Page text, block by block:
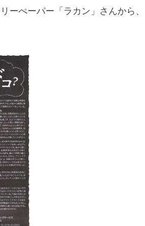
ーぺーパー「ラカン」さんから、